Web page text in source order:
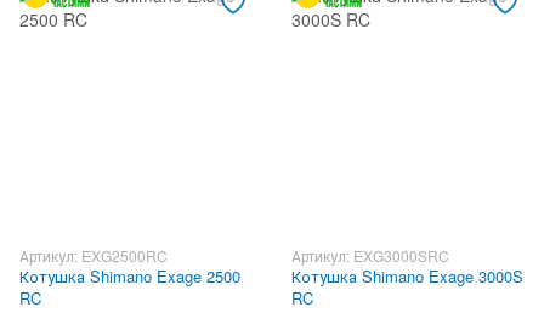
Артикул: EXG2500RC
Котушка Shimano Exage 2500
RC
Артикул: EXG3000SRC
Котушка Shimano Exage 3000S
RC